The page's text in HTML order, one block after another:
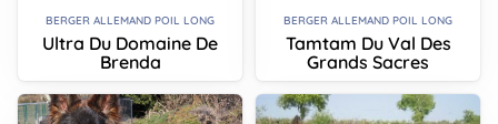
BERGER ALLEMAND POIL LONG
Ultra Du Domaine De
Brenda
BERGER ALLEMAND POIL LONG
Tamtam Du Val Des
Grands Sacres